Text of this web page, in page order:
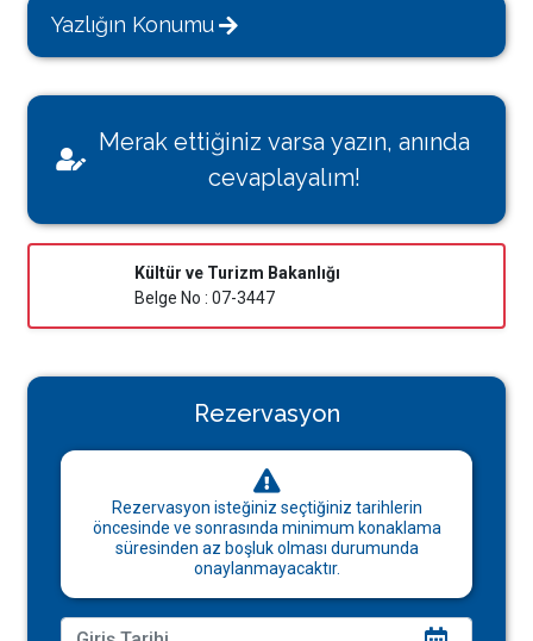
Yazlığın Konumu
Merak ettiğiniz varsa yazın, anında
cevaplayalım!
Kültür ve Turizm Bakanlığı
Belge No : 07-3447
Rezervasyon
Rezervasyon isteğiniz seçtiğiniz tarihlerin
öncesinde ve sonrasında minimum konaklama
süresinden az boşluk olması durumunda
onaylanmayacaktır.